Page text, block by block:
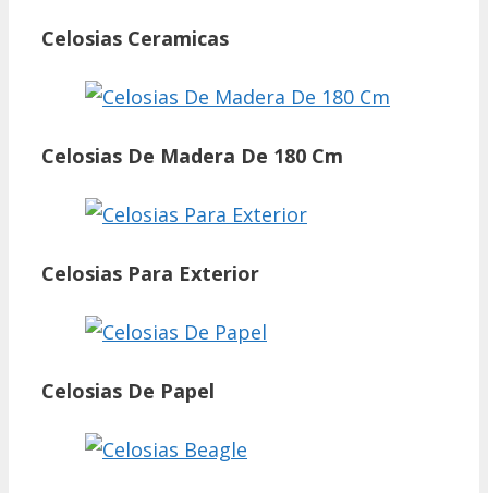
Celosias Ceramicas
Celosias De Madera De 180 Cm
Celosias Para Exterior
Celosias De Papel